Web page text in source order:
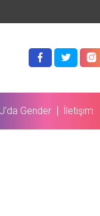
Gender İletişim